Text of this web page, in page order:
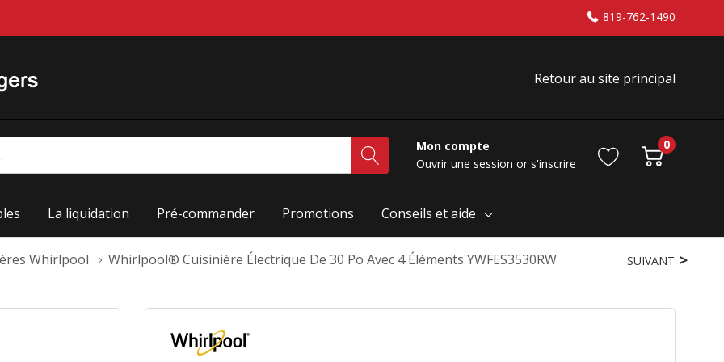
819-762-1490
Retour au site principal
Mon compte
Ouvrir une session or s'inscrire
0
La liquidation Pré-commander Promotions Conseils et aide
Whirlpool Whirlpool® Cuisinière Électrique De 30 Po Avec 4 Éléments YWFES3530RW SUIVANT